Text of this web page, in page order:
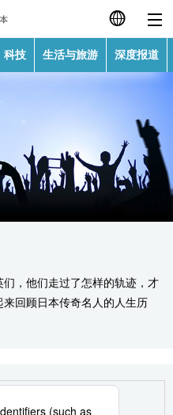
日本語
Français
Español
Русский
科技 生活与旅游 深度报道
，他们走过了怎样的轨迹，才
回顾日本传奇名人的人生历